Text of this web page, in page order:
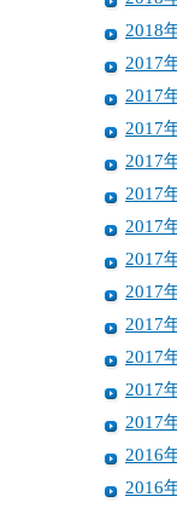
2018
2017
2017
2017
2017
2017
2017
2017
2017
2017
2017
2017
2017
2016
2016